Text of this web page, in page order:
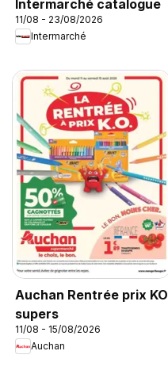
Intermarché catalogue
11/08 - 23/08/2026
Intermarché
Auchan Rentrée prix KO
supers
11/08 - 15/08/2026
Auchan